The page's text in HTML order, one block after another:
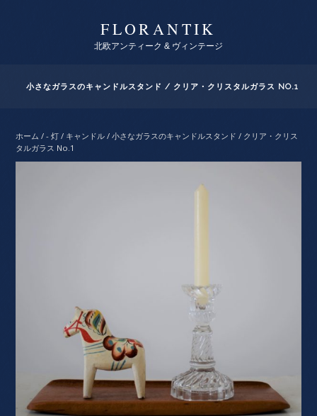
FLORANTIK
北欧アンティーク & ヴィンテージ
小さなガラスのキャンドルスタンド / クリア・クリスタルガラス NO.1
ホーム /- 灯 / キャンドル / 小さなガラスのキャンドルスタンド / クリア・クリス
タルガラス No.1